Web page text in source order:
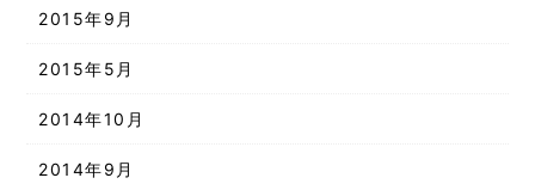
2015年9月
2015年5月
2014年10月
2014年9月